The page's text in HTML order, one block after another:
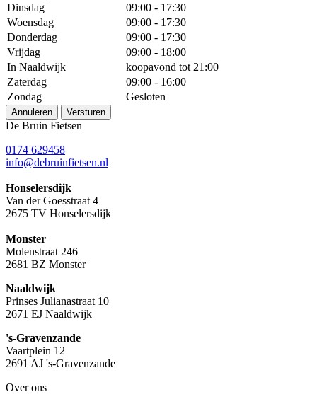
Dinsdag
09:00 - 17:30
Woensdag
09:00 - 17:30
Donderdag
09:00 - 17:30
Vrijdag
09:00 - 18:00
In Naaldwijk
koopavond tot 21:00
Zaterdag
09:00 - 16:00
Zondag
Gesloten
Annuleren Versturen
De Bruin Fietsen
0174 629458
info@debruinfietsen.nl
Honselersdijk
Van der Goesstraat 4
2675 TV Honselersdijk
Monster
Molenstraat 246
2681 BZ Monster
Naaldwijk
Prinses Julianastraat 10
2671 EJ Naaldwijk
's-Gravenzande
Vaartplein 12
2691 AJ 's-Gravenzande
Over ons